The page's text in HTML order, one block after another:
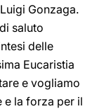
Gonzaga.
saluto
delle
Eucaristia
e vogliamo
e la forza per il